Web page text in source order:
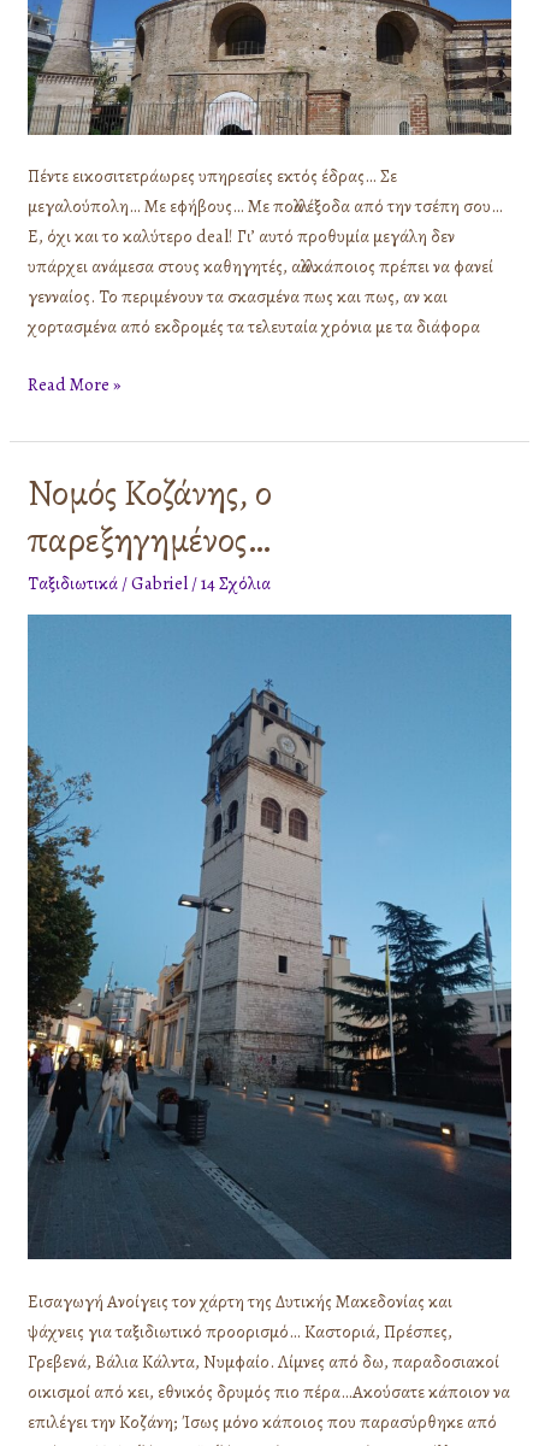
Πέντε εικοσιτετράωρες υπηρεσίες εκτός έδρας… Σε
μεγαλούπολη… Με εφήβους… Με πολλά έξοδα από την τσέπη σου…
Ε, όχι και το καλύτερο deal! Γι’ αυτό προθυμία μεγάλη δεν
υπάρχει ανάμεσα στους καθηγητές, αλλά κάποιος πρέπει να φανεί
γενναίος. Το περιμένουν τα σκασμένα πως και πως, αν και
χορτασμένα από εκδρομές τα τελευταία χρόνια με τα διάφορα
Read More »
Νομός Κοζάνης, ο
παρεξηγημένος…
Ταξιδιωτικά /Gabriel /14 Σχόλια
Εισαγωγή Ανοίγεις τον χάρτη της Δυτικής Μακεδονίας και
ψάχνεις για ταξιδιωτικό προορισμό… Καστοριά, Πρέσπες,
Γρεβενά, Βάλια Κάλντα, Νυμφαίο. Λίμνες από δω, παραδοσιακοί
οικισμοί από κει, εθνικός δρυμός πιο πέρα…Ακούσατε κάποιον να
επιλέγει την Κοζάνη; Ίσως μόνο κάποιος που παρασύρθηκε από
Νομός
Κοζάνης,
ο
παρεξηγημένος…